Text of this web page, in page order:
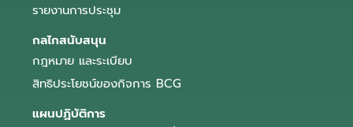
รายงานการประชุม
กลไกสนับสนุน
กฎหมาย และระเบียบ
สิทธิประโยชน์ของกิจการ BCG
แผนปฏิบัติการ